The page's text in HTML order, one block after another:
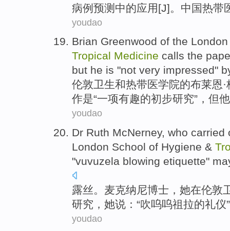
病例预测 中的应用[J]。 中国热带
youdao
Brian Greenwood of the London
Tropical Medicine calls the
but he is "not very impressed"
伦敦卫生和热带医学院的布莱恩·
作是“一项有趣的初步研究”， 但他
youdao
Dr Ruth McNerney, who carried
London School of Hygiene &
"vuvuzela blowing etiquette"
露丝。 麦克纳尼博士 ，她在伦敦
研究 ，她说：“吹呜呜祖拉的礼仪”
youdao